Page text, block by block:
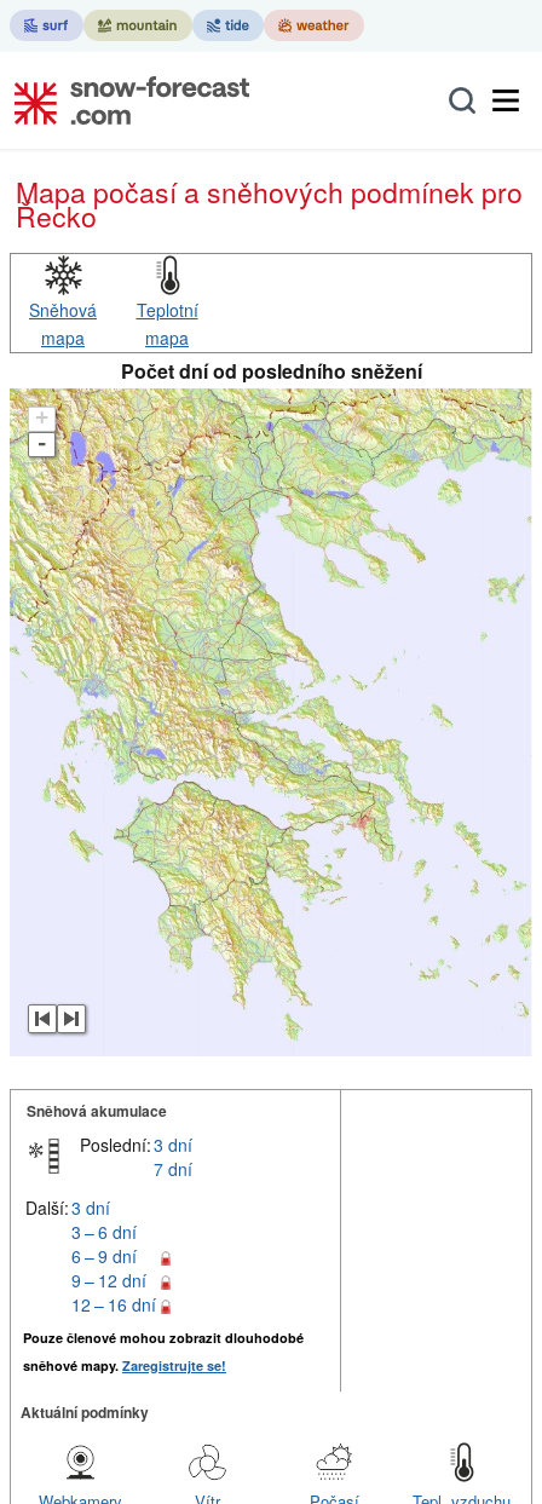
Mapa počasí a sněhových podmínek pro
Řecko
Sněhová
mapa
Teplotní
mapa
Počet dní od posledního sněžení
+
-
Sněhová akumulace
Poslední:3 dní
7 dní
Další:3 dní
3 – 6 dní
6 – 9 dní
9 – 12 dní
12 – 16 dní
Pouze členové mohou zobrazit dlouhodobé
sněhové mapy. Zaregistrujte se!
Aktuální podmínky